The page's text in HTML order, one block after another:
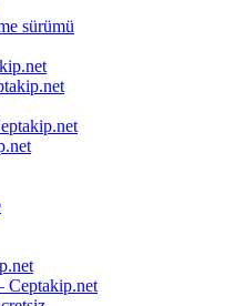
sürümü
Ceptakip.net